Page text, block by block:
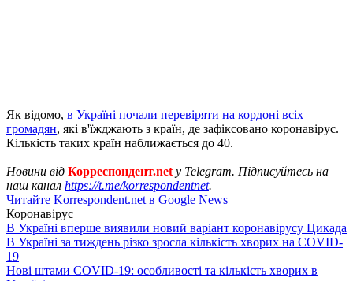
Як відомо, в Україні почали перевіряти на кордоні всіх
громадян, які в'їжджають з країн, де зафіксовано коронавірус.
Кількість таких країн наближається до 40.
Новини від Корреспондент.net у Telegram. Підписуйтесь на
наш канал https://t.me/korrespondentnet.
Читайте Korrespondent.net в Google News
Коронавірус
В Україні вперше виявили новий варіант коронавірусу Цикада
В Україні за тиждень різко зросла кількість хворих на COVID-
19
Нові штами COVID-19: особливості та кількість хворих в